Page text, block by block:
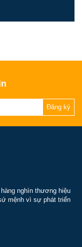
Đăng ký
nghìn thương hiệu
mệnh vì sự phát triển